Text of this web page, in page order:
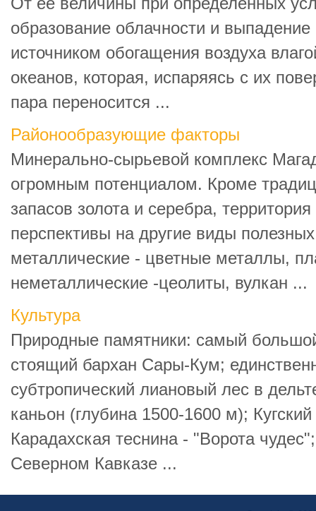
образование облачности и
источником обогащения воздуха
океанов, которая, испаряясь с их
пара переносится ...
Районообразующие факторы
Минерально-сырьевой комплекс
огромным потенциалом. Кроме
запасов золота и серебра,
перспективы на другие виды
металлические - цветные металлы,
неметаллические -цеолиты, вулкан ...
Культура
Природные памятники: самый
стоящий бархан Сары-Кум;
субтропический лиановый лес в
каньон (глубина 1500-1600 м);
Карадахская теснина - "Ворота
Северном Кавказе ...